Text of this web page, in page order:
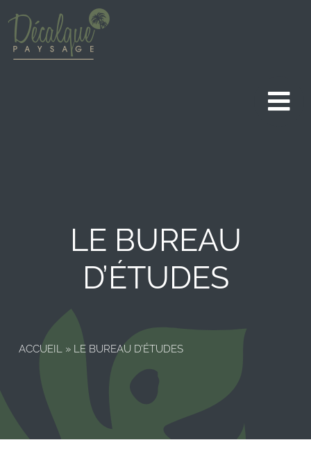
contenu
LE BUREAU
D’ÉTUDES
ACCUEIL» LE BUREAU D’ÉTUDES